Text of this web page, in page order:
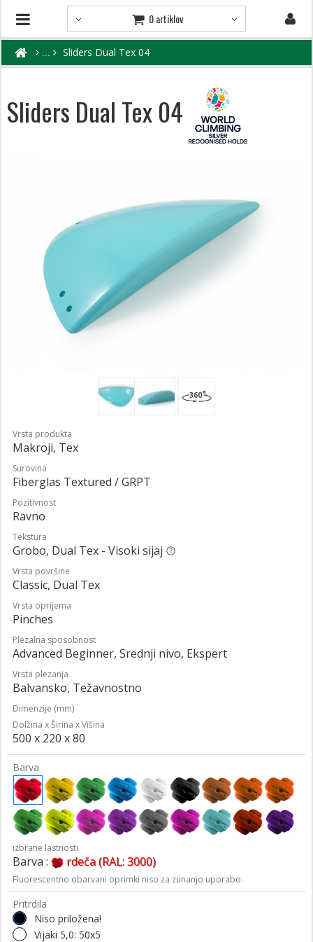
0 artiklov
Sliders Dual Tex 04
Sliders Dual Tex 04
Vrsta produkta
Makroji, Tex
Surovina
Fiberglas Textured / GRPT
Pozitivnost
Ravno
Tekstura
Grobo, Dual Tex - Visoki sijaj
Vrsta površine
Classic, Dual Tex
Vrsta oprijema
Pinches
Plezalna sposobnost
Advanced Beginner, Srednji nivo, Ekspert
Vrsta plezanja
Balvansko, Težavnostno
Dimenzije (mm)
Dolžina x Širina x Višina
500 x 220 x 80
Barva
izbrane lastnosti
Barva : rdeča (RAL: 3000)
Fluorescentno obarvani oprimki niso za zunanjo uporabo.
Pritrdila
Niso priložena!
Vijaki 5,0: 50x5